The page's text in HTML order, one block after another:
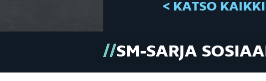
< KATSO
SM-SARJA